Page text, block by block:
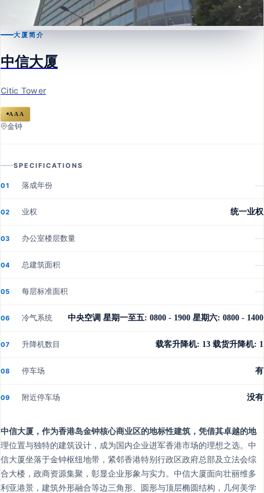
中信大厦
Citic Tower
大厦简介
中信大厦
Citic Tower
AAA
金钟
SPECIFICATIONS
01 落成年份 —
02 业权 统一业权
03 办公室楼层数量 —
04 总建筑面积 —
05 每层标准面积 —
06 冷气系统 中央空调 星期一至五: 0800 - 1900 星期六: 0800 - 1400
07 升降机数目 载客升降机: 13 载货升降机: 1
08 停车场 有
09 附近停车场 没有
中信大厦，作为香港岛金钟核心商业区的地标性建筑，凭借其卓越的地
理位置与独特的建筑设计，成为国内企业进军香港市场的理想之选。中
信大厦坐落于金钟枢纽地带，紧邻香港特别行政区政府总部及立法会综
合大楼，政商资源集聚，彰显企业形象与实力。中信大厦面向壮丽维多
利亚港景，建筑外形融合等边三角形、圆形与顶层椭圆结构，几何美学